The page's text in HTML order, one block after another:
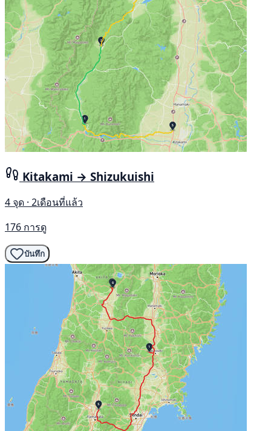
Kitakami → Shizukuishi
4 จุด · 2เดือนที่แล้ว
176 การดู
บันทึก